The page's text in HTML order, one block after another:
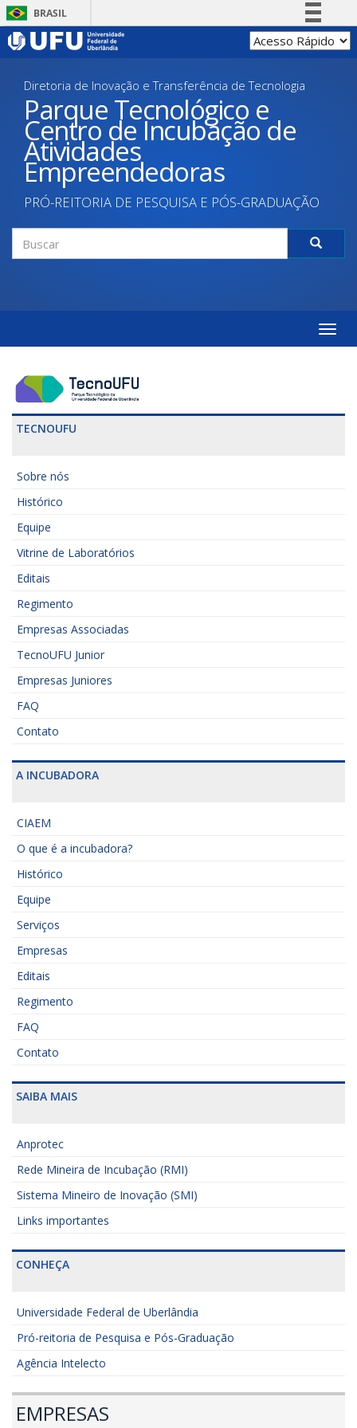
Pular
para
BRASIL
Simplifique!
Participe
Acesso à informação
Legislação
Diretoria de Inovação e Transferência de Tecnologia
Parque Tecnológico e
Centro de Incubação de
Atividades
Empreendedoras
PRÓ-REITORIA DE PESQUISA E PÓS-GRADUAÇÃO
Formulário
de
Toggle
TECNOUFU
Sobre nós
Histórico
Equipe
Vitrine de Laboratórios
Editais
Regimento
Empresas Associadas
TecnoUFU Junior
Empresas Juniores
FAQ
Contato
A INCUBADORA
CIAEM
O que é a incubadora?
Histórico
Equipe
Serviços
Empresas
Editais
Regimento
FAQ
Contato
SAIBA MAIS
Anprotec
Rede Mineira de Incubação (RMI)
Sistema Mineiro de Inovação (SMI)
Links importantes
CONHEÇA
Universidade Federal de Uberlândia
Pró-reitoria de Pesquisa e Pós-Graduação
Agência Intelecto
EMPRESAS